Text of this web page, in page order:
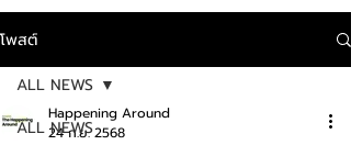
โพสต์
ALL NEWS
ALL NEWS
Happening Around
24 ก.ย. 2568